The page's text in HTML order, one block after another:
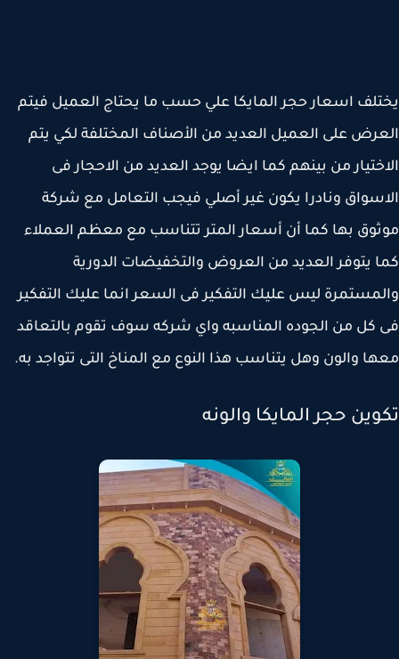
اسعار حجر المايكا علي حسب ما يحتاج العميل فيتم
على العميل العديد من الأصناف المختلفة لكي يتم
من بينهم كما ايضا يوجد العديد من الاحجار فى
ونادرا يكون غير أصلي فيجب التعامل مع شركة
بها كما أن أسعار المتر تتناسب مع معظم العملاء
يتوفر العديد من العروض والتخفيضات الدورية
ليس عليك التفكير فى السعر انما عليك التفكير
كل من الجوده المناسبه واي شركه سوف تقوم بالتعاقد
والون وهل يتناسب هذا النوع مع المناخ التى تتواجد به.
حجر المايكا والونه